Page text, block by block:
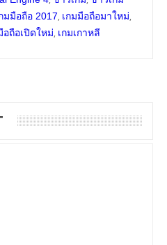
มมือถือ 2017, เกมมือถือมาใหม่,
อถือเปิดใหม่, เกมเกาหลี